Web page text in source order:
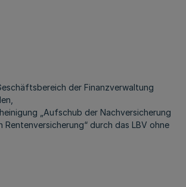
der Finanzverwaltung
„Aufschub der Nachversicherung
Rentenversicherung“ durch das LBV ohne